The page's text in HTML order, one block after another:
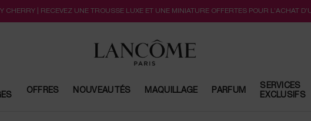
CHERRY | RECEVEZ UNE TROUSSE LUXE ET UNE MINIATURE OFFERTES POUR L’ACHAT
OFFRES NOUVEAUTÉS MAQUILLAGE PARFUM
SERVICES
EXCLUSIFS